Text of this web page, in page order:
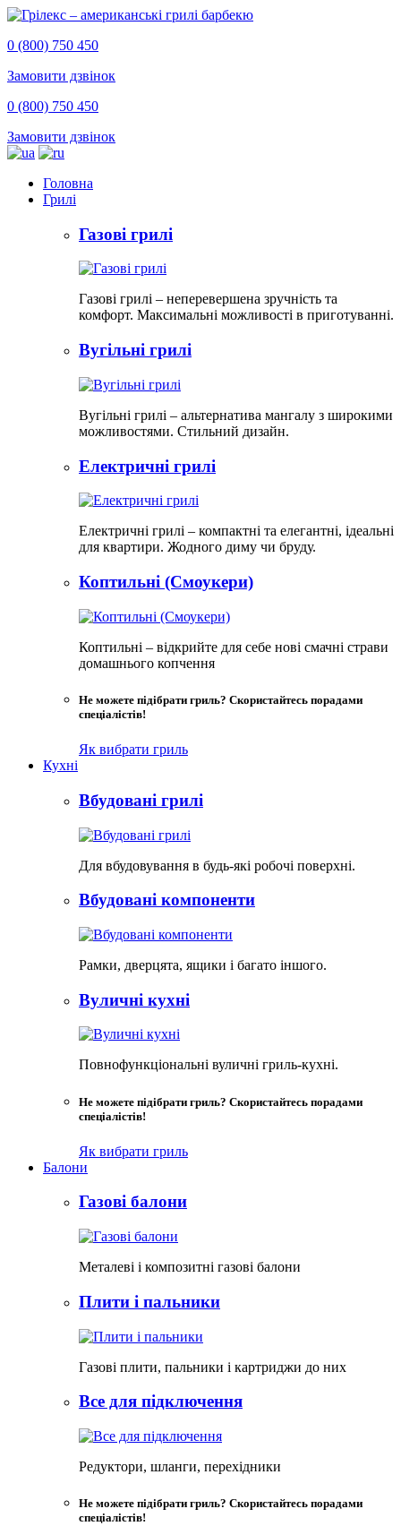
0 (800) 750 450
Замовити дзвінок
0 (800) 750 450
Замовити дзвінок
Головна
Грилі
Газові грилі
Газові грилі – неперевершена зручність та
комфорт. Максимальні можливості в приготуванні.
Вугільні грилі
Вугільні грилі – альтернатива мангалу з широкими
можливостями. Стильний дизайн.
Електричні грилі
Електричні грилі – компактні та елегантні, ідеальні
для квартири. Жодного диму чи бруду.​
Коптильні (Смоукери)
Коптильні – відкрийте для себе нові смачні страви
домашнього копчення
Не можете підібрати гриль? Скористайтесь порадами
спеціалістів!
Як вибрати гриль
Кухні
Вбудовані грилі
Для вбудовування в будь-які робочі поверхні.
Вбудовані компоненти
Рамки, дверцята, ящики і багато іншого.
Вуличні кухні
Повнофункціональні вуличні гриль-кухні.
Не можете підібрати гриль? Скористайтесь порадами
спеціалістів!
Як вибрати гриль
Балони
Газові балони
Металеві і композитні газові балони
Плити і пальники
Газові плити, пальники і картриджи до них
Все для підключення
Редуктори, шланги, перехідники
Не можете підібрати гриль? Скористайтесь порадами
спеціалістів!